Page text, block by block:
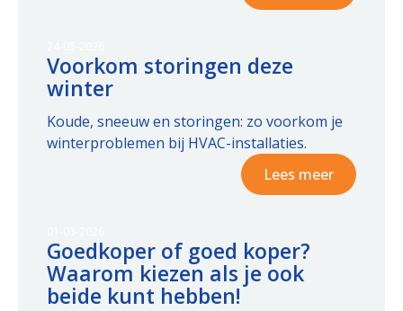
Voorkom storingen deze
winter
Koude, sneeuw en storingen: zo voorkom je
winterproblemen bij HVAC-installaties.
Lees meer
Goedkoper of goed koper?
Waarom kiezen als je ook
beide kunt hebben!